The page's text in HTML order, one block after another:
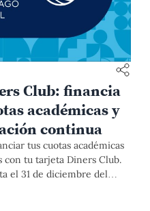
Club: financia
académicas y
continua
tus cuotas académicas
con tu tarjeta Diners Club.
el 31 de diciembre del
como para deudas de